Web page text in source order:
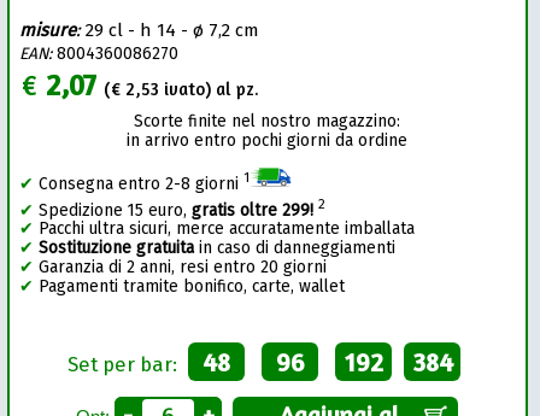
misure:29 cl - h 14 - ø 7,2 cm
EAN:8004360086270
€ 2,07 (€ 2,53 ivato) al pz.
Scorte finite nel nostro magazzino:
in arrivo entro pochi giorni da ordine
✔ Consegna entro 2-8 giorni 1
✔ Spedizione 15 euro,gratis oltre 299! 2
✔ Pacchi ultra sicuri, merce accuratamente imballata
✔ Sostituzione gratuitain caso di danneggiamenti
✔ Garanzia di 2 anni, resi entro 20 giorni
✔ Pagamenti tramite bonifico, carte, wallet
Set per bar: 48 96 192 384